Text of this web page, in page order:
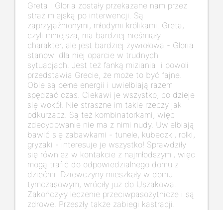
Greta i Gloria zostały przekazane nam przez
straż miejską po interwencji. Są
zaprzyjaźnionymi, młodymi królikami. Greta,
czyli mniejsza, ma bardziej nieśmiały
charakter, ale jest bardziej żywiołowa - Gloria
stanowi dla niej oparcie w trudnych
sytuacjach. Jest też fanką miziania i powoli
przedstawia Grecie, że może to być fajne.
Obie są pełne energii i uwielbiają razem
spędzać czas. Ciekawi je wszystko, co dzieje
się wokół. Nie straszne im takie rzeczy jak
odkurzacz. Są też kombinatorkami, więc
zdecydowanie nie ma z nimi nudy. Uwielbiają
bawić się zabawkami - tunele, kubeczki, rolki,
gryzaki - interesuje je wszystko! Sprawdziły
się również w kontakcie z najmłodszymi, więc
mogą trafić do odpowiedzialnego domu z
dziećmi. Dziewczyny mieszkały w domu
tymczasowym, wróciły już do Uszakowa.
Zakończyły leczenie przeciwpasożytnicze i są
zdrowe. Przeszły także zabiegi kastracji.